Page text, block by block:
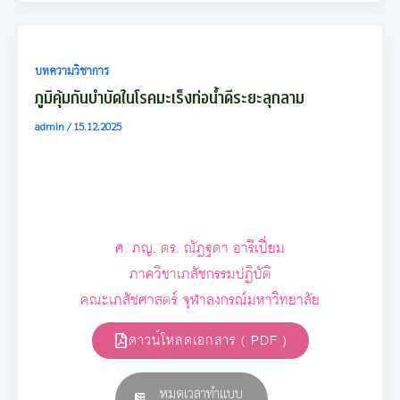
บทความวิชาการ
ภูมิคุ้มกันบำบัดในโรคมะเร็งท่อน้ำดีระยะลุกลาม
admin/15.12.2025
ศ. ภญ. ดร. ณัฎฐดา อารีเปี่ยม
ภาควิชาเภสัชกรรมปฏิบัติ
คณะเภสัชศาสตร์ จุฬาลงกรณ์มหาวิทยาลัย
ดาวน์โหลดเอกสาร ( PDF )
หมดเวลาทำแบบ